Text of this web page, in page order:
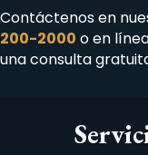
Contáctenos en
200-2000 o en
una consulta